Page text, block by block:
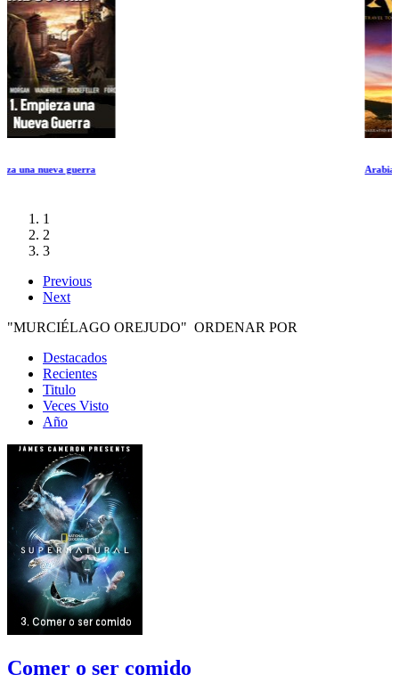
Arabia
1
2
3
Previous
Next
"MURCIÉLAGO OREJUDO" ORDENAR POR
Destacados
Recientes
Titulo
Veces Visto
Año
Comer o ser comido